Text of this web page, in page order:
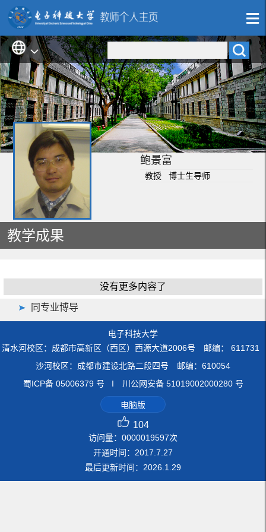
鲍景富
教授 博士生导师
教学成果
没有更多内容了
同专业博导
电子科技大学
清水河校区：成都市高新区（西区）西源大道2006号 邮编： 611731
沙河校区：成都市建设北路二段四号 邮编：610054
蜀ICP备 05006379 号 I 川公网安备 51019002000280 号
电脑版
104
访问量： 0000019597次
开通时间： 2017 7 27
最后更新时间： 2026 1 29